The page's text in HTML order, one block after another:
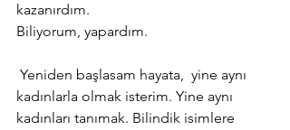
kazanırdım.
Biliyorum, yapardım.
kadınlarla olmak isterim. Yine aynı
kadınları tanımak. Bilindik isimlere